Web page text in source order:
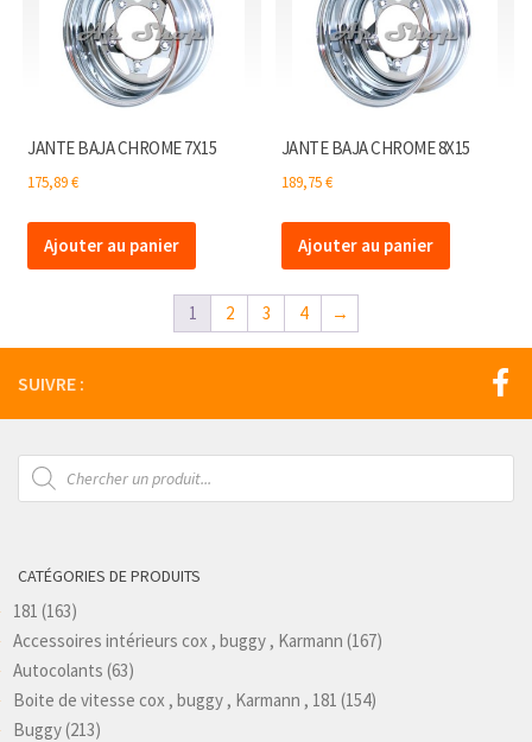
JANTE BAJA CHROME 7X15
175,89€
Ajouter au panier
JANTE BAJA CHROME 8X15
189,75€
Ajouter au panier
1 2 3 4 →
SUIVRE :
Recherche
de
produits
CATÉGORIES DE PRODUITS
181 (163)
Accessoires intérieurs cox , buggy , Karmann (167)
Autocolants (63)
Boite de vitesse cox , buggy , Karmann , 181 (154)
Buggy(213)